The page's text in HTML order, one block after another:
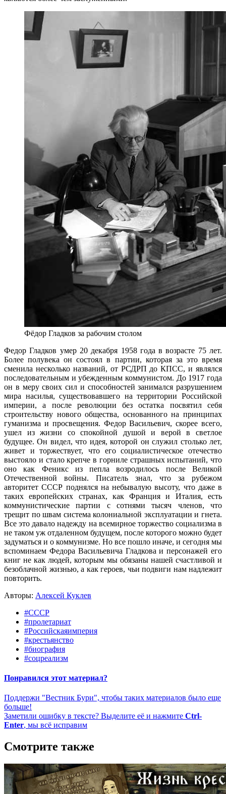
Фёдор Гладков за рабочим столом
Федор Гладков умер 20 декабря 1958 года в возрасте 75 лет.
Более полувека он состоял в партии, которая за это время
сменила несколько названий, от РСДРП до КПСС, и являлся
последовательным и убежденным коммунистом. До 1917 года
он в меру своих сил и способностей занимался разрушением
мира насилья, существовавшего на территории Российской
империи, а после революции без остатка посвятил себя
строительству нового общества, основанного на принципах
гуманизма и просвещения. Федор Васильевич, скорее всего,
ушел из жизни со спокойной душой и верой в светлое
будущее. Он видел, что идея, которой он служил столько лет,
живет и торжествует, что его социалистическое отечество
выстояло и стало крепче в горниле страшных испытаний, что
оно как Феникс из пепла возродилось после Великой
Отечественной войны. Писатель знал, что за рубежом
авторитет СССР поднялся на небывалую высоту, что даже в
таких европейских странах, как Франция и Италия, есть
коммунистические партии с сотнями тысяч членов, что
трещит по швам система колониальной эксплуатации и гнета.
Все это давало надежду на всемирное торжество социализма в
не таком уж отдаленном будущем, после которого можно будет
задуматься и о коммунизме. Но все пошло иначе, и сегодня мы
вспоминаем Федора Васильевича Гладкова и персонажей его
книг не как людей, которым мы обязаны нашей счастливой и
безоблачной жизнью, а как героев, чьи подвиги нам надлежит
повторить.
Авторы: Алексей Куклев
#СССР
#пролетариат
#Российскаяимперия
#крестьянство
#биография
#соцреализм
Понравился этот материал?
Поддержи "Вестник Бури", чтобы таких материалов было еще
больше!
Заметили ошибку в тексте? Выделите её и нажмите Ctrl-
Enter, мы всё исправим
Смотрите также